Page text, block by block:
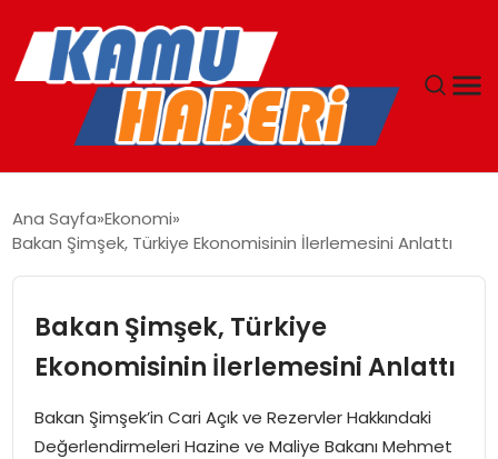
YAŞAM
GÜNCEL
MAGAZIN
EKONOMI
Ana Sayfa Ekonomi
Bakan Şimşek, Türkiye Ekonomisinin İlerlemesini Anlattı
Bakan Şimşek, Türkiye
Ekonomisinin İlerlemesini Anlattı
Bakan Şimşek’in Cari Açık ve Rezervler Hakkındaki
Değerlendirmeleri Hazine ve Maliye Bakanı Mehmet